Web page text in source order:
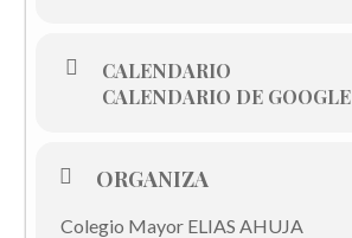
CALENDARIO
CALENDARIO DE GOOGLE
ORGANIZA
Colegio Mayor ELIAS AHUJA